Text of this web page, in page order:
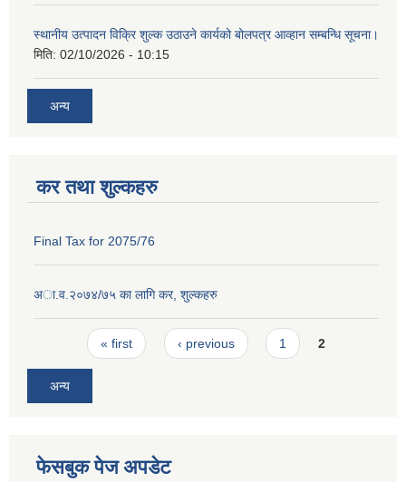
स्थानीय उत्पादन विक्रि शुल्क उठाउने कार्यको बोलपत्र आव्हान सम्बन्धि सूचना।
मिति: 02/10/2026 - 10:15
अन्य
कर तथा शुल्कहरु
Final Tax for 2075/76
अा‍.व.२०७४/७५ का लागि कर, शुल्कहरु
Pages« first ‹ previous 1 2
अन्य
फेसबुक पेज अपडेट